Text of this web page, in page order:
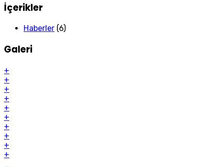
İçerikler
Haberler (6)
Galeri
+
+
+
+
+
+
+
+
+
+